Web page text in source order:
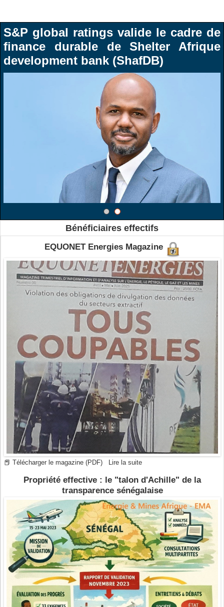
S&P global ratings valide le cadre de
finance durable de Shelter Afrique
development bank (ShafDB)
Bénéficiaires effectifs
EQUONET Energies Magazine
📕 Télécharger le magazine (PDF) Lire la suite
Propriété effective : le "talon d'Achille" de la
transparence sénégalaise